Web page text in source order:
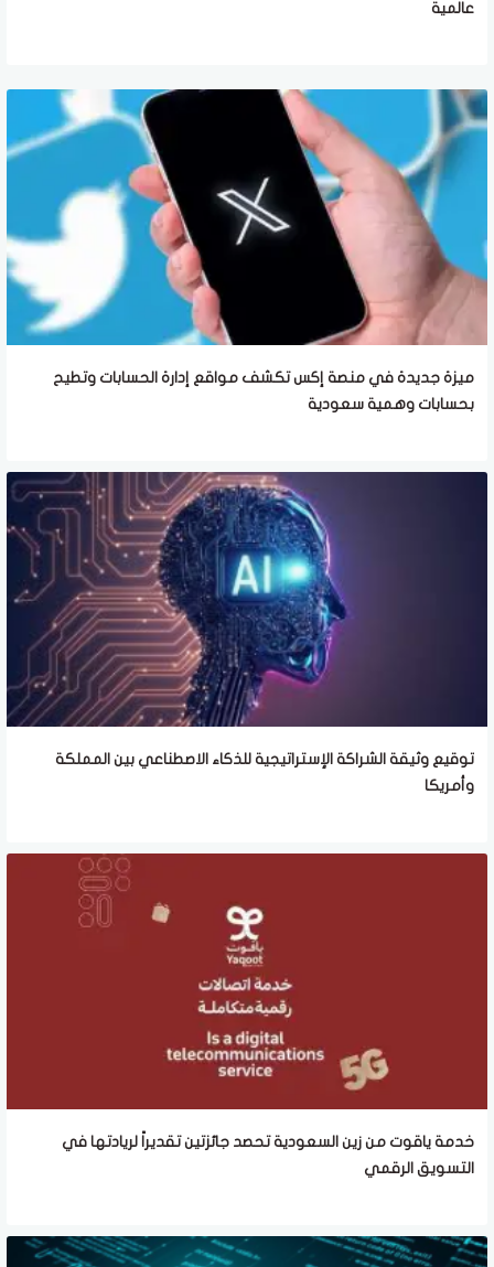
عالمية
ميزة جديدة في منصة إكس تكشف مواقع إدارة الحسابات وتطيح
بحسابات وهمية سعودية
توقيع وثيقة الشراكة الإستراتيجية للذكاء الاصطناعي بين المملكة
وأمريكا
خدمة ياقوت من زين السعودية تحصد جائزتين تقديراً لريادتها في
التسويق الرقمي